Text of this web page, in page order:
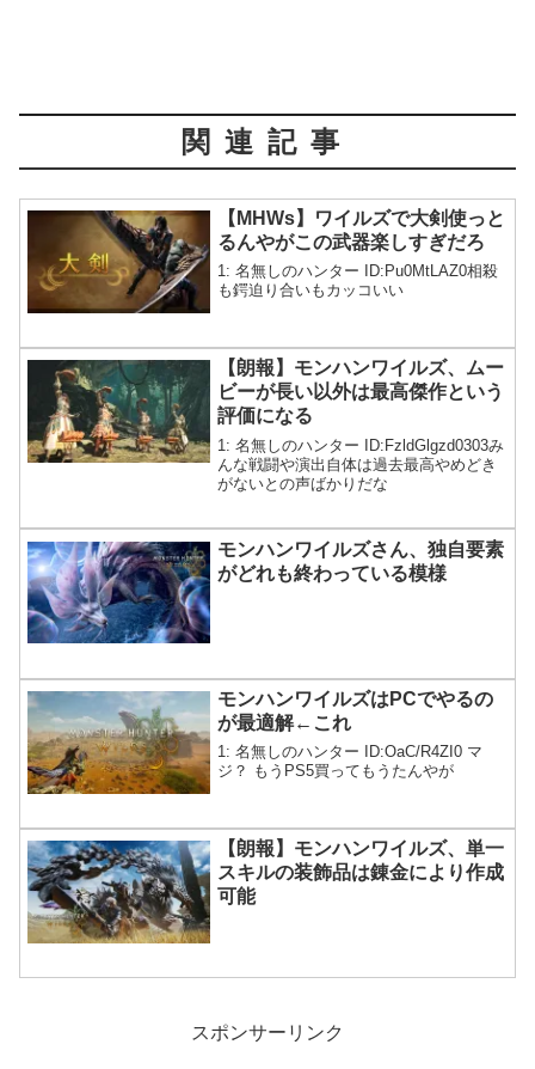
関連記事
【MHWs】ワイルズで大剣使っと
るんやがこの武器楽しすぎだろ
1: 名無しのハンター ID:Pu0MtLAZ0相殺
も鍔迫り合いもカッコいい
【朗報】モンハンワイルズ、ムー
ビーが長い以外は最高傑作という
評価になる
1: 名無しのハンター ID:FzldGlgzd0303み
んな戦闘や演出自体は過去最高やめどき
がないとの声ばかりだな
モンハンワイルズさん、独自要素
がどれも終わっている模様
モンハンワイルズはPCでやるの
が最適解←これ
1: 名無しのハンター ID:OaC/R4ZI0 マ
ジ？ もうPS5買ってもうたんやが
【朗報】モンハンワイルズ、単一
スキルの装飾品は錬金により作成
可能
スポンサーリンク